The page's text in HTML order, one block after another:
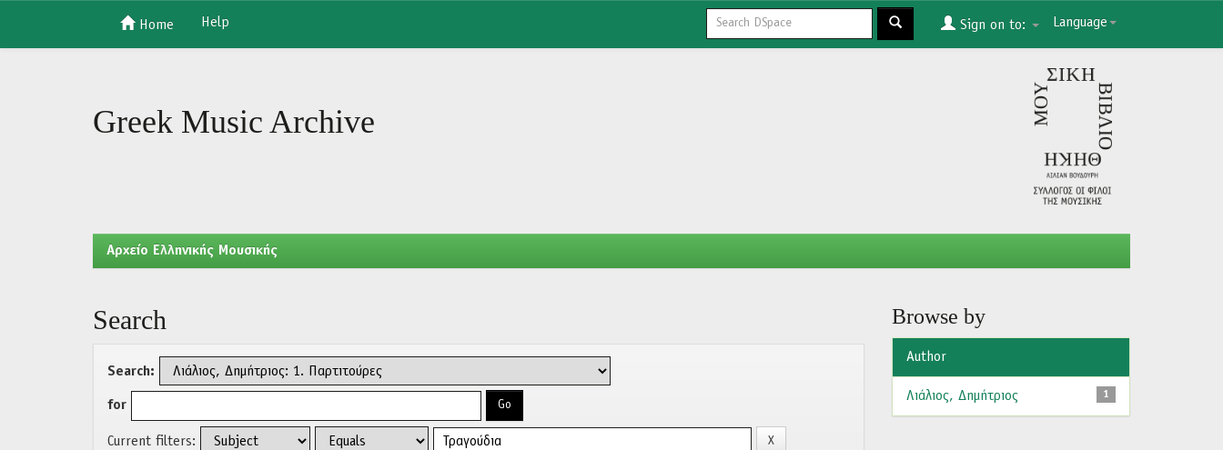
Home Help Language
Sign on to:
Greek Music Archive
Aρχείο Ελληνικής Μουσικής
Search
Search:
for
Current filters:
Browse by
Author
1
Λιάλιος, Δημήτριος